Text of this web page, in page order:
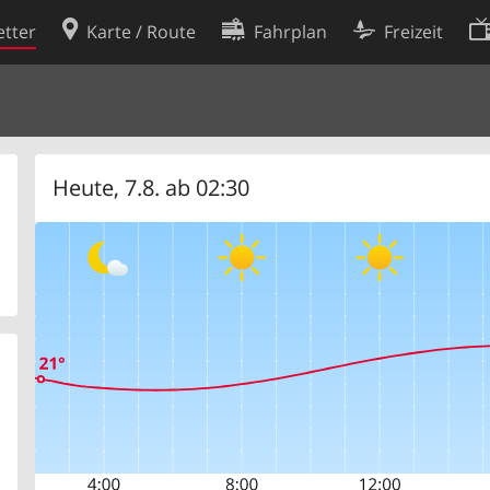
Karte / Route Fahrplan Freizeit
Heute, 7.8. ab 02:30
Cookie-Einstellungen